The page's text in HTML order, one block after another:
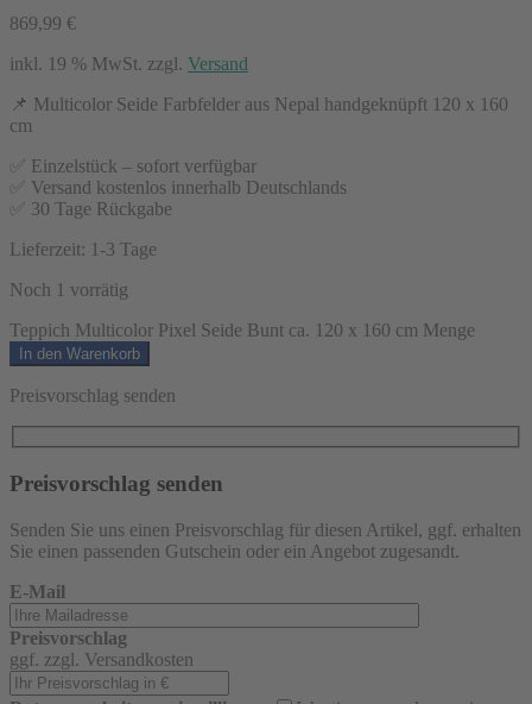
869,99 €
inkl. 19 % MwSt. zzgl. Versand
📌 Multicolor Seide Farbfelder aus Nepal handgeknüpft 120 x 160
cm
✅ Einzelstück – sofort verfügbar
✅ Versand kostenlos innerhalb Deutschlands
✅ 30 Tage Rückgabe
Lieferzeit: 1-3 Tage
Noch 1 vorrätig
Teppich Multicolor Pixel Seide Bunt ca. 120 x 160 cm Menge
In den Warenkorb
Preisvorschlag senden
Preisvorschlag senden
Senden Sie uns einen Preisvorschlag für diesen Artikel, ggf. erhalten
Sie einen passenden Gutschein oder ein Angebot zugesandt.
E-Mail
Preisvorschlag
ggf. zzgl. Versandkosten